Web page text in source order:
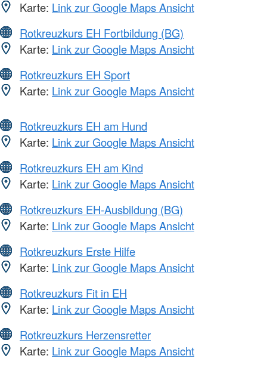
Karte: Link zur Google Maps Ansicht
Rotkreuzkurs EH Fortbildung (BG)
Karte: Link zur Google Maps Ansicht
Rotkreuzkurs EH Sport
Karte: Link zur Google Maps Ansicht
Rotkreuzkurs EH am Hund
Karte: Link zur Google Maps Ansicht
Rotkreuzkurs EH am Kind
Karte: Link zur Google Maps Ansicht
Rotkreuzkurs EH-Ausbildung (BG)
Karte: Link zur Google Maps Ansicht
Rotkreuzkurs Erste Hilfe
Karte: Link zur Google Maps Ansicht
Rotkreuzkurs Fit in EH
Karte: Link zur Google Maps Ansicht
Rotkreuzkurs Herzensretter
Karte: Link zur Google Maps Ansicht